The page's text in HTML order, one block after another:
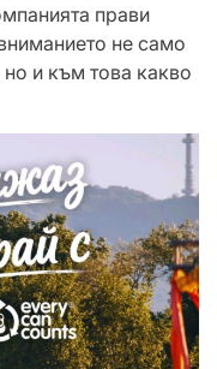
прави
не само
и към това какво